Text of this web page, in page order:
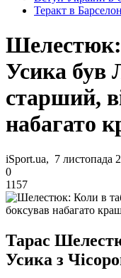
Теракт в
Шелестюк:
Усика був
старший,
набагато
iSport.ua, 7 листопада
0
1157
Тарас
Усика з